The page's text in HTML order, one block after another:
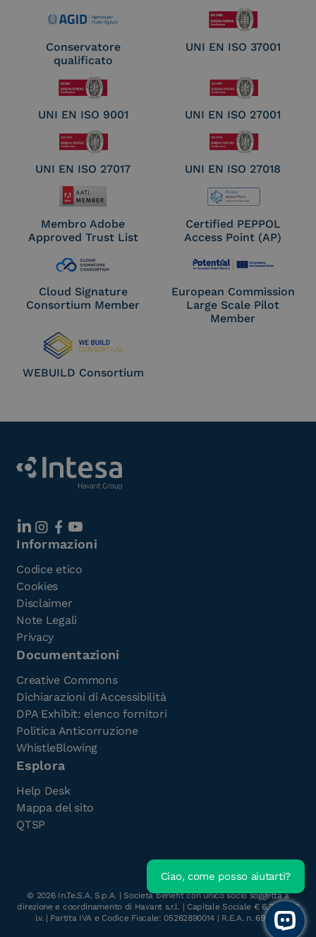
Conservatore
qualificato
UNI EN ISO 37001
UNI EN ISO 9001 UNI EN ISO 27001
UNI EN ISO 27017 UNI EN ISO 27018
Membro Adobe
Approved Trust List
Certified PEPPOL
Access Point (AP)
Cloud Signature
Consortium Member
European Commission
Large Scale Pilot
Member
WEBUILD Consortium
Informazioni
Codice etico
Cookies
Disclaimer
Note Legali
Privacy
Documentazioni
Creative Commons
Dichiarazioni di Accessibilità
DPA Exhibit: elenco fornitori
Politica Anticorruzione
WhistleBlowing
Esplora
Help Desk
Mappa del sito
QTSP
© 2026In.Te.S.A. S.p.A. | Società benefit con unico socio soggetta a
direzione e coordinamento di Havant s.r.l. | Capitale Sociale € 6.300.000
i.v. | Partita IVA e Codice Fiscale: 05262890014 | R.E.A. n. 696117
Open
Ciao, come posso aiutarti?